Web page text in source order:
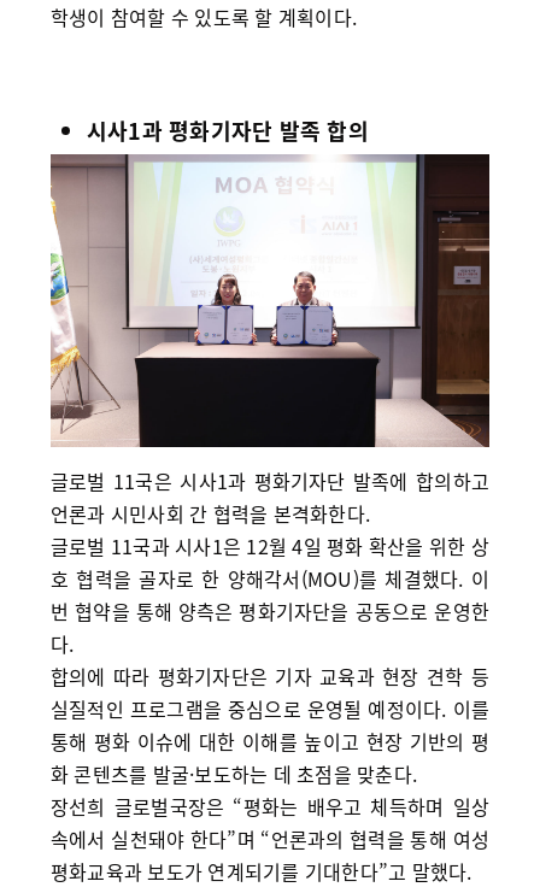
학생이 참여할 수 있도록 할 계획이다.
시사1과 평화기자단 발족 합의
글로벌 11국은 시사1과 평화기자단 발족에 합의하고
언론과 시민사회 간 협력을 본격화한다.
글로벌 11국과 시사1은 12월 4일 평화 확산을 위한 상
호 협력을 골자로 한 양해각서(MOU)를 체결했다. 이
번 협약을 통해 양측은 평화기자단을 공동으로 운영한
다.
합의에 따라 평화기자단은 기자 교육과 현장 견학 등
실질적인 프로그램을 중심으로 운영될 예정이다. 이를
통해 평화 이슈에 대한 이해를 높이고 현장 기반의 평
화 콘텐츠를 발굴·보도하는 데 초점을 맞춘다.
장선희 글로벌국장은 “평화는 배우고 체득하며 일상
속에서 실천돼야 한다”며 “언론과의 협력을 통해 여성
평화교육과 보도가 연계되기를 기대한다”고 말했다.